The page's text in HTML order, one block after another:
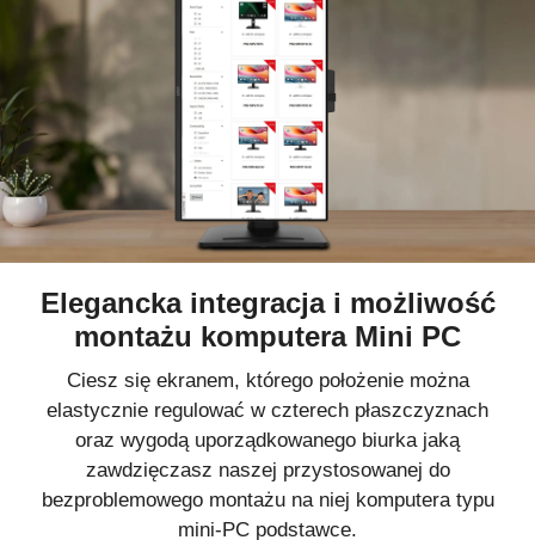
Elegancka integracja i możliwość
montażu komputera Mini PC
Ciesz się ekranem, którego położenie można
elastycznie regulować w czterech płaszczyznach
oraz wygodą uporządkowanego biurka jaką
zawdzięczasz naszej przystosowanej do
bezproblemowego montażu na niej komputera typu
mini-PC podstawce.